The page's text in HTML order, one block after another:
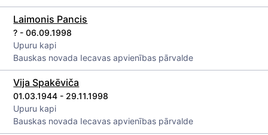
Laimonis Pancis
? - 06.09.1998
Upuru kapi
Bauskas novada Iecavas apvienības pārvalde
Vija Spakēviča
01.03.1944 - 29.11.1998
Upuru kapi
Bauskas novada Iecavas apvienības pārvalde